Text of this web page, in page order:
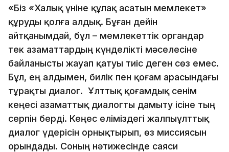
«Біз «Халық үніне құлақ асатын мемлекет»
құруды қолға алдық. Бұған дейін
айтқанымдай, бұл – мемлекеттік органдар
тек азаматтардың күнделікті мәселесіне
байланысты жауап қатуы тиіс деген сөз емес.
Бұл, ең алдымен, билік пен қоғам арасындағы
тұрақты диалог. Ұлттық қоғамдық сенім
кеңесі азаматтық диалогты дамыту ісіне тың
серпін берді. Кеңес еліміздегі жалпыұлттық
диалог үдерісін орнықтырып, өз миссиясын
орындады. Соның нәтижесінде саяси